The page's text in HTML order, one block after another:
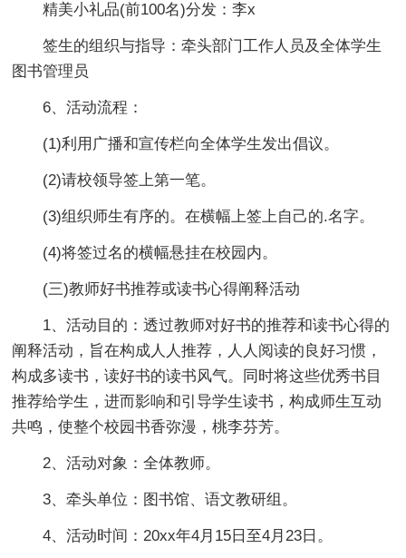
精美小礼品(前100名)分发：李x
签生的组织与指导：牵头部门工作人员及全体学生
图书管理员
6、活动流程：
(1)利用广播和宣传栏向全体学生发出倡议。
(2)请校领导签上第一笔。
(3)组织师生有序的。在横幅上签上自己的.名字。
(4)将签过名的横幅悬挂在校园内。
(三)教师好书推荐或读书心得阐释活动
1、活动目的：透过教师对好书的推荐和读书心得的
阐释活动，旨在构成人人推荐，人人阅读的良好习惯，
构成多读书，读好书的读书风气。同时将这些优秀书目
推荐给学生，进而影响和引导学生读书，构成师生互动
共鸣，使整个校园书香弥漫，桃李芬芳。
2、活动对象：全体教师。
3、牵头单位：图书馆、语文教研组。
4、活动时间：20xx年4月15日至4月23日。